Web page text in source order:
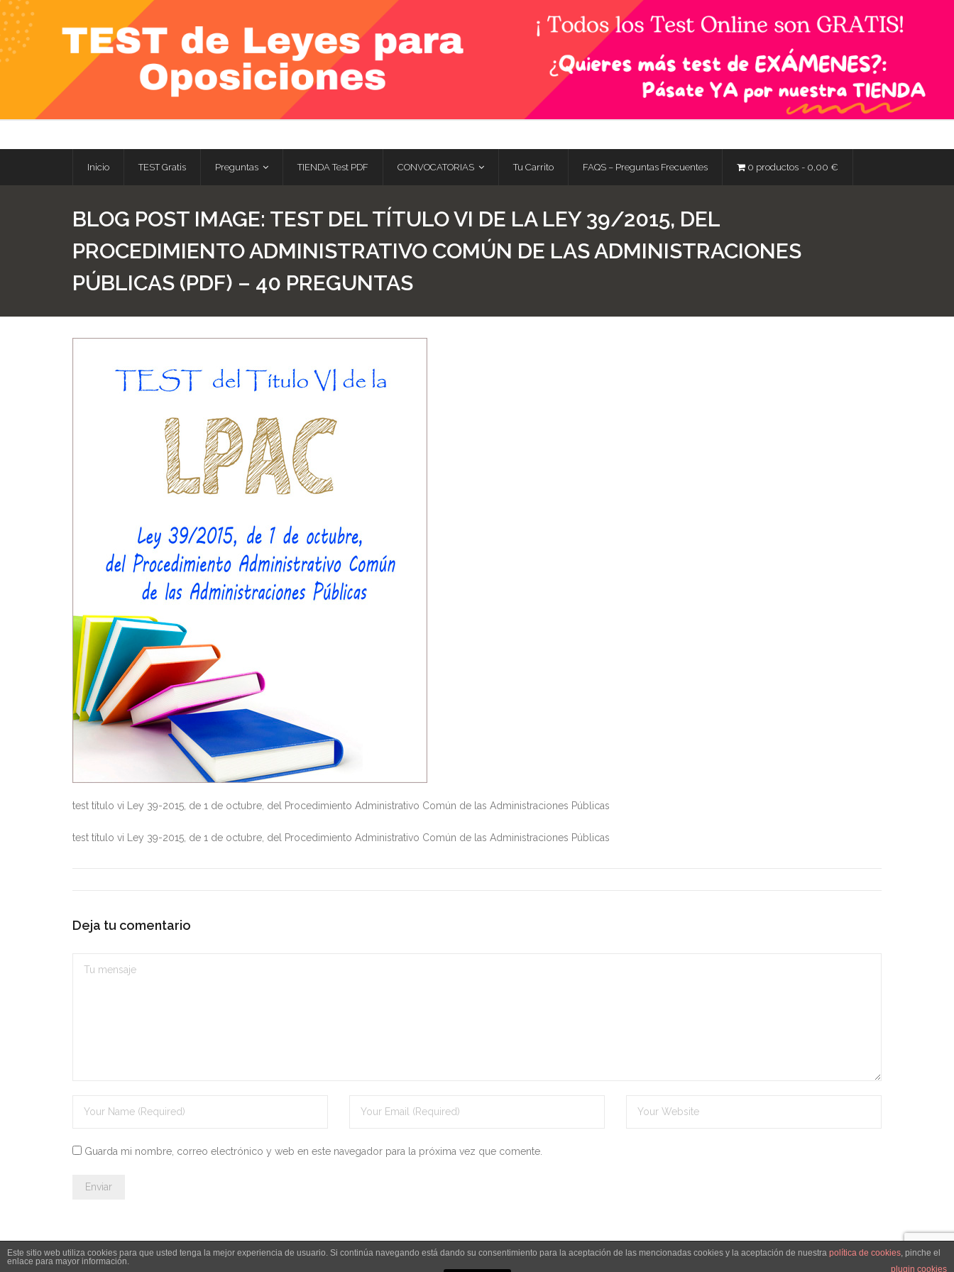
Skip
to
content
Inicio TEST Gratis Preguntas TIENDA Test PDF CONVOCATORIAS Tu Carrito FAQS – Preguntas Frecuentes 0 productos 0,00 €
BLOG POST IMAGE: TEST DEL TÍTULO VI DE LA LEY 39/2015, DEL
PROCEDIMIENTO ADMINISTRATIVO COMÚN DE LAS ADMINISTRACIONES
PÚBLICAS (PDF) – 40 PREGUNTAS
test título vi Ley 39-2015, de 1 de octubre, del Procedimiento Administrativo Común de las Administraciones Públicas
test título vi Ley 39-2015, de 1 de octubre, del Procedimiento Administrativo Común de las Administraciones Públicas
Deja tu comentario
Guarda mi nombre, correo electrónico y web en este navegador para la próxima vez que comente.
© 2026 Leyesdeoposiciones.es - info@leyesdeoposiciones.es Aviso legal y política de privacidad
Este sitio web utiliza cookies para que usted tenga la mejor experiencia de usuario. Si continúa navegando está dando su consentimiento para la aceptación de las mencionadas cookies y la aceptación de nuestra política de cookies, pinche el
enlace para mayor información.
plugin cookies